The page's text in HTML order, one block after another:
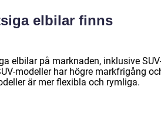
elbilar finns
elbilar på marknaden, inklusive
modeller har högre markfrigång
är mer flexibla och rymliga.